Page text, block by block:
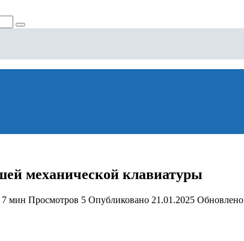
механической клавиатуры
7 мин Просмотров 5 Опубликовано 21.01.2025 Обновлено